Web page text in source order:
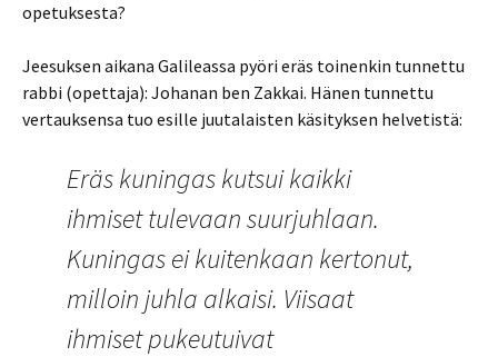
opetuksesta?
Jeesuksen aikana Galileassa pyöri eräs toinenkin tunnettu
rabbi (opettaja): Johanan ben Zakkai. Hänen tunnettu
vertauksensa tuo esille juutalaisten käsityksen helvetistä:
Eräs kuningas kutsui kaikki
ihmiset tulevaan suurjuhlaan.
Kuningas ei kuitenkaan kertonut,
milloin juhla alkaisi. Viisaat
ihmiset pukeutuivat